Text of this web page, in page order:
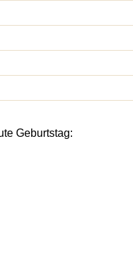
Geburtstag: